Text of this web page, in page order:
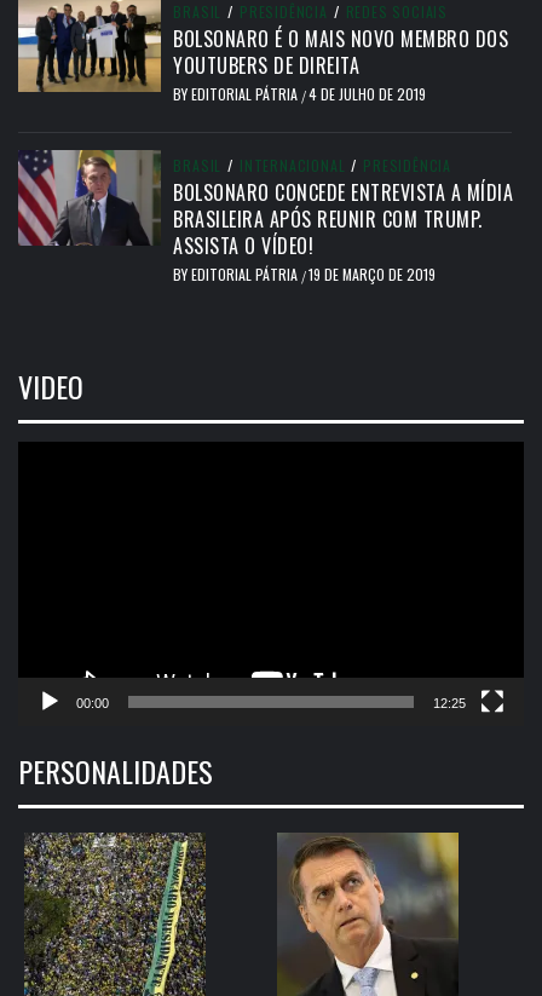
BRASIL / PRESIDÊNCIA / REDES SOCIAIS
BOLSONARO É O MAIS NOVO MEMBRO DOS
YOUTUBERS DE DIREITA
BYEDITORIAL PÁTRIA /4 DE JULHO DE 2019
BRASIL / INTERNACIONAL / PRESIDÊNCIA
BOLSONARO CONCEDE ENTREVISTA A MÍDIA
BRASILEIRA APÓS REUNIR COM TRUMP.
ASSISTA O VÍDEO!
BYEDITORIAL PÁTRIA /19 DE MARÇO DE 2019
VIDEO
00:00 12:25
PERSONALIDADES